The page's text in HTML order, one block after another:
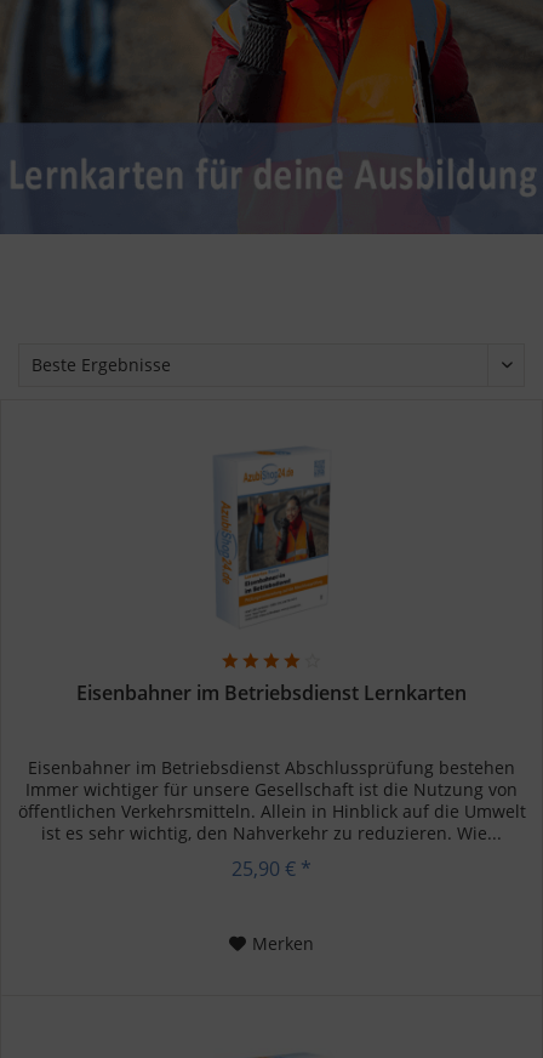
Eisenbahner im Betriebsdienst Lernkarten
Eisenbahner im Betriebsdienst Abschlussprüfung bestehen
Immer wichtiger für unsere Gesellschaft ist die Nutzung von
öffentlichen Verkehrsmitteln. Allein in Hinblick auf die Umwelt
ist es sehr wichtig, den Nahverkehr zu reduzieren. Wie...
25,90 € *
Merken